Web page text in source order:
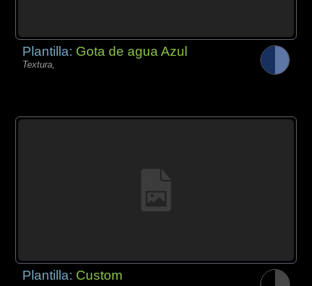
Plantilla: Gota de agua Azul
Textura,
Plantilla: Custom